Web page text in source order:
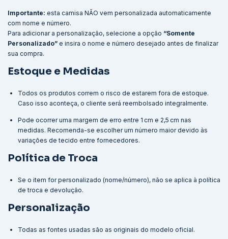
Importante: esta camisa NÃO vem personalizada automaticamente
com nome e número.
Para adicionar a personalização, selecione a opção “Somente
Personalizado” e insira o nome e número desejado antes de finalizar
sua compra.
Estoque e Medidas
Todos os produtos correm o risco de estarem fora de estoque.
Caso isso aconteça, o cliente será reembolsado integralmente.
Pode ocorrer uma margem de erro entre 1 cm e 2,5 cm nas
medidas. Recomenda-se escolher um número maior devido às
variações de tecido entre fornecedores.
Política de Troca
Se o item for personalizado (nome/número), não se aplica à política
de troca e devolução.
Personalização
Todas as fontes usadas são as originais do modelo oficial.